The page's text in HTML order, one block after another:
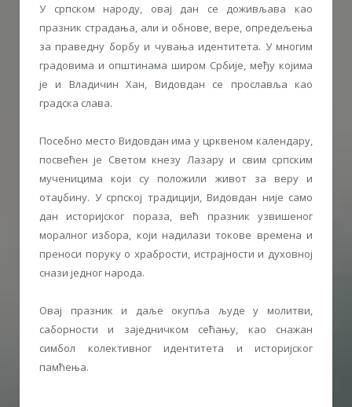
У српском народу, овај дан се доживљава као
празник страдања, али и обнове, вере, опредељења
за праведну борбу и чувања идентитета. У многим
градовима и општинама широм Србије, међу којима
је и Владичин Хан, Видовдан се прославља као
градска слава.
Посебно место Видовдан има у црквеном календару,
посвећен је Светом кнезу Лазару и свим српским
мученицима који су положили живот за веру и
отаџбину. У српској традицији, Видовдан није само
дан историјског пораза, већ празник узвишеног
моралног избора, који надилази токове времена и
преноси поруку о храбрости, истрајности и духовној
снази једног народа.
Овај празник и даље окупља људе у молитви,
саборности и заједничком сећању, као снажан
симбол колективног идентитета и историјског
памћења.